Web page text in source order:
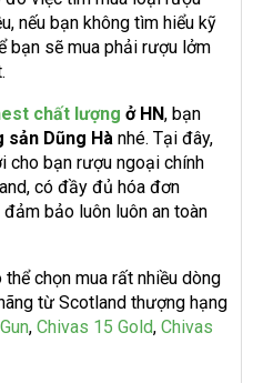
nếu bạn không tìm hiểu kỹ
bạn sẽ mua phải rượu lởm
chất lượng ở HN, bạn
sản Dũng Hà nhé. Tại đây,
cho bạn rượu ngoại chính
có đầy đủ hóa đơn
bảo luôn luôn an toàn
chọn mua rất nhiều dòng
từ Scotland thượng hạng
, Chivas 15 Gold, Chivas